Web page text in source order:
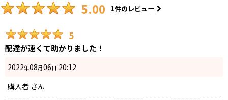
5.00 1件のレビュー
5
配達が速くて助かりました！
2022年08月06日 20:12
購入者 さん